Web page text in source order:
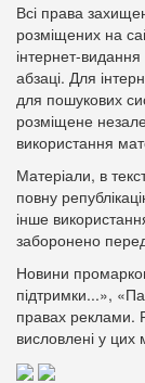
Всі права
розміщених на
інтернет-
абзаці. Для
для пошукових
розміщене
використання
Матеріали, в
повну
інше
заборонено
Новини
підтримки...»,
правах реклами.
висловлені у цих